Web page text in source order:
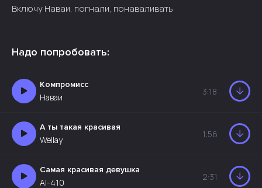
Включу Наваи, погнали, понаваливать
Надо попробовать:
Компромисс
Наваи
3:18
А ты такая красивая
Wellay
1:56
Самая красивая девушка
AI-410
2:31